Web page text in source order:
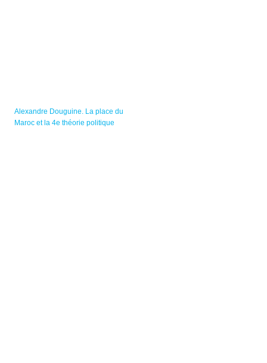
Alexandre Douguine. La place du
Maroc et la 4e théorie politique